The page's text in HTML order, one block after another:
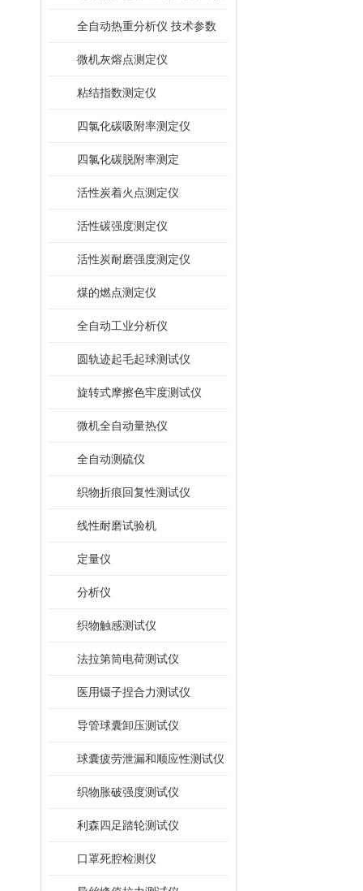
全自动热重分析仪 技术参数
微机灰熔点测定仪
粘结指数测定仪
四氯化碳吸附率测定仪
四氯化碳脱附率测定
活性炭着火点测定仪
活性碳强度测定仪
活性炭耐磨强度测定仪
煤的燃点测定仪
全自动工业分析仪
圆轨迹起毛起球测试仪
旋转式摩擦色牢度测试仪
微机全自动量热仪
全自动测硫仪
织物折痕回复性测试仪
线性耐磨试验机
定量仪
分析仪
织物触感测试仪
法拉第筒电荷测试仪
医用镊子捏合力测试仪
导管球囊卸压测试仪
球囊疲劳泄漏和顺应性测试仪
织物胀破强度测试仪
利森四足踏轮测试仪
口罩死腔检测仪